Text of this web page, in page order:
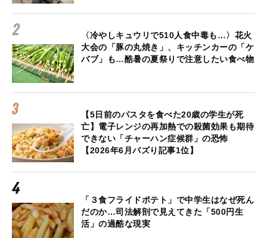
〈冷やしキュウリで510人食中毒も…〉花火
大会の「豚の丸焼き」、キッチンカーの「ケ
バブ」も…酷暑の夏祭りで注意したい食べ物
【5日前のパスタを食べた20歳の学生が死
亡】電子レンジの再加熱での殺菌効果も期待
できない「チャーハン症候群」の恐怖
【2026年6月バズり記事1位】
「３食フライドポテト」で中学生はなぜ死ん
だのか…司法解剖で見えてきた「500円生
活」の過酷な現実